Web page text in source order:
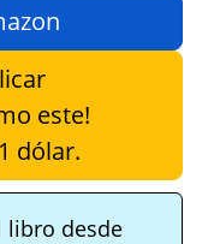
este!
dólar.
libro desde